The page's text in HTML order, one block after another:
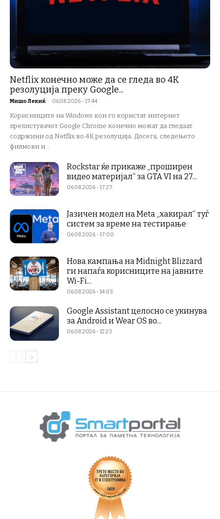
Netflix конечно може да се гледа во 4K
резолуција преку Google...
Мишо Лекиќ - 06.08.2026 - 17:44
Корисниците на Windows кои го користат интернет
прелистувачот Google Chrome конечно можат да гледаат
содржини од Netflix во 4K резолуција. Досега, следењето
филмови и...
Rockstar ќе прикаже „проширен
видео материјал“ за GTA VI на 27...
06.08.2026 - 17:27
Јазичен модел на Meta „хакирал“ туѓ
систем за време на тестирање
06.08.2026 - 17:00
Нова кампања на Midnight Blizzard
ги напаѓа корисниците на јавните
Wi-Fi...
06.08.2026 - 14:03
Google Assistant целосно се укинува
за Android и Wear OS во...
06.08.2026 - 12:23